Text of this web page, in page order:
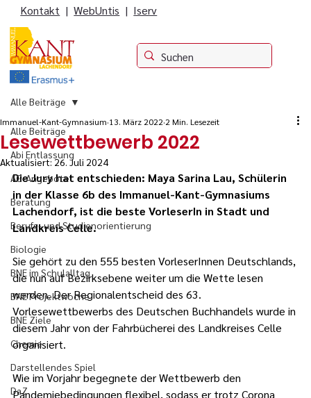
Kontakt |WebUntis | Iserv
Alle Beiträge
Abi Entlassung
AG-Angebote
Beratung
Berufs- und Studienorientierung
Biologie
BNE im Schulalltag
BNE Projektwoche
BNE Ziele
Chemie
Darstellendes Spiel
DaZ
Alle Beiträge
Lesewettbewerb 2022
Immanuel-Kant-Gymnasium 13. März 2022 2 Min. Lesezeit
Aktualisiert:26. Juli 2024
Die Jury hat entschieden: Maya Sarina Lau, Schülerin
in der Klasse 6b des Immanuel-Kant-Gymnasiums
Lachendorf, ist die beste VorleserIn in Stadt und
Landkreis Celle.
Sie gehört zu den 555 besten VorleserInnen Deutschlands,
die nun auf Bezirksebene weiter um die Wette lesen
werden. Der Regionalentscheid des 63.
Vorlesewettbewerbs des Deutschen Buchhandels wurde in
diesem Jahr von der Fahrbücherei des Landkreises Celle
organisiert.
Wie im Vorjahr begegnete der Wettbewerb den
Pandemiebedingungen flexibel, sodass er trotz Corona